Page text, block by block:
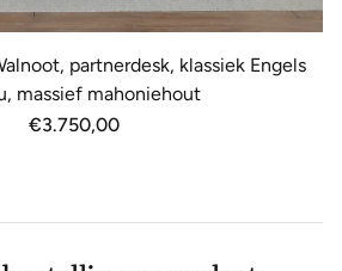
partnerdesk, klassiek Engels
massief mahoniehout
Normale
€3.750,00